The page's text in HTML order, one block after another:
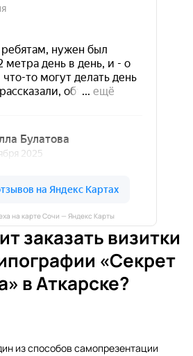
на карте Сочи — Яндекс Карты
заказать визитки
«Секрет
в Аткарске?
из способов самопрезентации